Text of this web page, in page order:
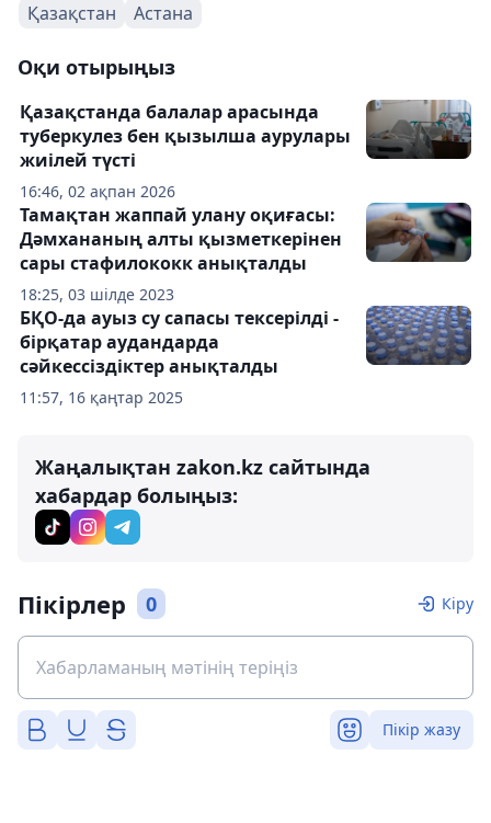
Қазақстан Астана
Оқи отырыңыз
16:46, 02 ақпан 2026
Қазақстанда балалар арасында
туберкулез бен қызылша аурулары
жиілей түсті
18:25, 03 шілде 2023
Тамақтан жаппай улану оқиғасы:
Дәмхананың алты қызметкерінен
сары стафилококк анықталды
11:57, 16 қаңтар 2025
БҚО-да ауыз су сапасы тексерілді -
бірқатар аудандарда
сәйкессіздіктер анықталды
Жаңалықтан zakon.kz сайтында
хабардар болыңыз:
Пікірлер 0 Кіру
Пікір жазу